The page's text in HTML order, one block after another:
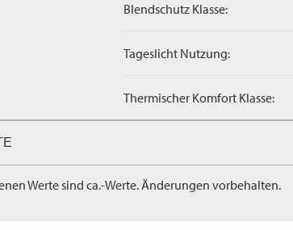
Blendschutz Klasse:
Tageslicht Nutzung:
Thermischer Komfort Klasse:
Werte sind ca.-Werte. Änderungen vorbehalten.